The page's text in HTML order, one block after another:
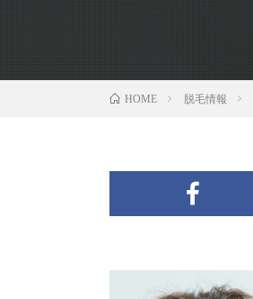
HOME 脱毛情報